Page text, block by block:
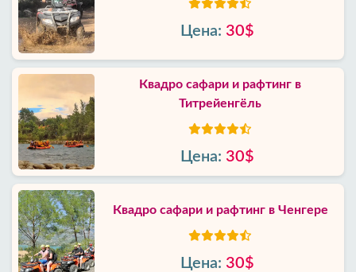
Цена: 30$
Квадро сафари и рафтинг в
Титрейенгёль
Цена: 30$
Квадро сафари и рафтинг в Ченгере
Цена: 30$